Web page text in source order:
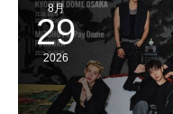
8月
29
2026